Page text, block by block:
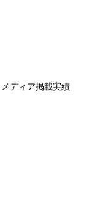
メディア掲載実績